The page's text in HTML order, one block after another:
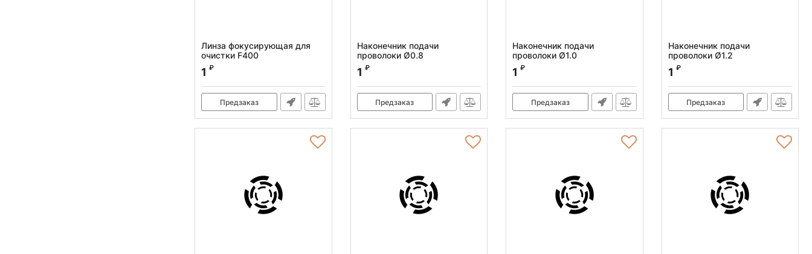
Линза фокусирующая для
очистки F400
Артикул:
1 ₽
Предзаказ
Наконечник подачи
проволоки Ø0.8
Артикул:
1 ₽
Предзаказ
Наконечник подачи
проволоки Ø1.0
Артикул:
1 ₽
Предзаказ
Наконечник подачи
проволоки Ø1.2
Артикул:
1 ₽
Предзаказ